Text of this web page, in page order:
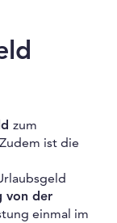
zum
ist die
von der
einmal im